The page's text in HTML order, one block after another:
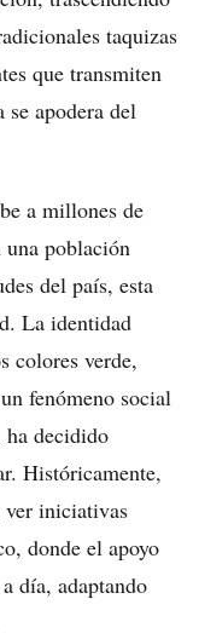
taquizas
que transmiten
apodera del
a millones de
una población
del país, esta
La identidad
colores verde,
fenómeno social
ha decidido
Históricamente,
ver iniciativas
donde el apoyo
día, adaptando